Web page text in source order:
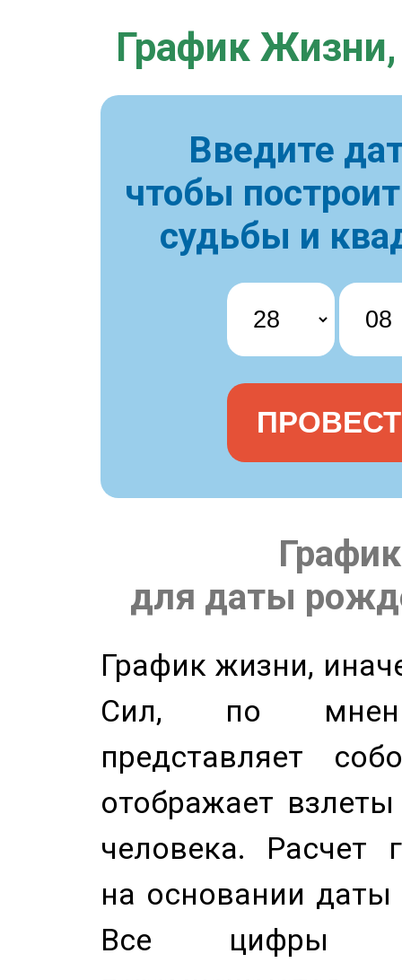
График Жизни,
Введите
чтобы
судьбы и
для даты
График жизни,
Сил, по
представляет
отображает
человека. Расчет
на основании
Все цифры